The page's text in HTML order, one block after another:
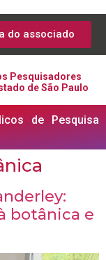
do associado
Pesquisadores
de São Paulo
de Pesquisa
botânica e